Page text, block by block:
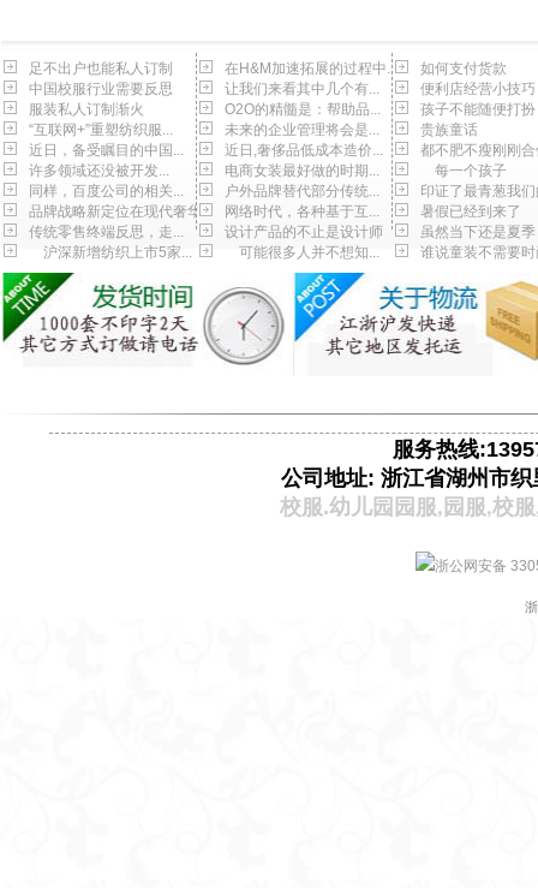
足不出户也能私人订制
中国校服行业需要反思
服装私人订制渐火
“互联网+”重塑纺织服...
近日，备受瞩目的中国...
许多领域还没被开发...
同样，百度公司的相关...
品牌战略新定位在现代奢华
传统零售终端反思，走...
沪深新增纺织上市5家...
在H&M加速拓展的过程中...
让我们来看其中几个有...
O2O的精髓是：帮助品...
未来的企业管理将会是...
近日,奢侈品低成本造价...
电商女装最好做的时期...
户外品牌替代部分传统...
网络时代，各种基于互...
设计产品的不止是设计师
可能很多人并不想知...
如何支付货款
便利店经营小技巧
孩子不能随便打扮
贵族童话
都不肥不瘦刚刚合
每一个孩子
印证了最青葱我
暑假已经到来了
虽然当下还是夏季
谁说童装不需要时
服务热线
公司地址: 浙江省湖州市
校服.幼儿园园服, 园服,校服
浙公网安备